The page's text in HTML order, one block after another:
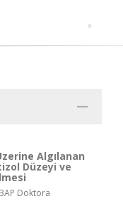
Algılanan
Düzeyi ve
Doktora